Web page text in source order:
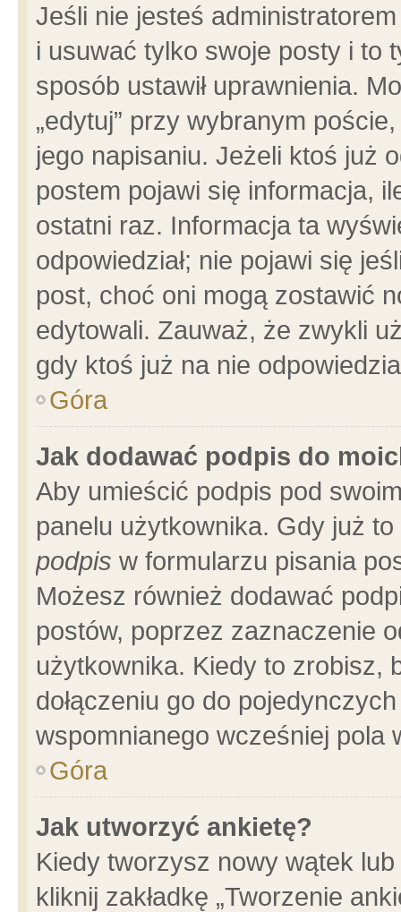
Jeśli nie jesteś
i usuwać tylko swoje posty i to
sposób ustawił uprawnienia.
„edytuj” przy wybranym
jego napisaniu. Jeżeli ktoś już
postem pojawi się informacja,
ostatni raz. Informacja ta
odpowiedział; nie pojawi się
post, choć oni mogą zostawić
edytowali. Zauważ, że zwykli
gdy ktoś już na nie
Góra
Jak dodawać podpis do
Aby umieścić podpis pod
panelu użytkownika. Gdy już
podpis w formularzu pisania
Możesz również dodawać
postów, poprzez zaznaczenie
użytkownika. Kiedy to zrobisz,
dołączeniu go do
wspomnianego wcześniej pola
Góra
Jak utworzyć ankietę?
Kiedy tworzysz nowy wątek
kliknij zakładkę „Tworzenie